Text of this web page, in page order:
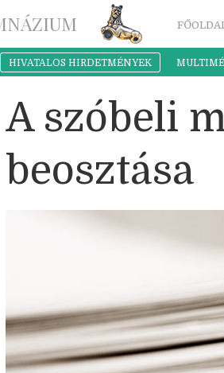
HIVATALOS HIRDETMÉNYEK
A szóbeli
beosztása